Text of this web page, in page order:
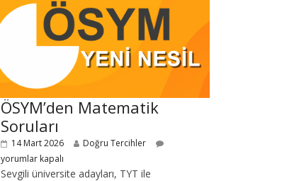
ÖSYM’den Matematik
Soruları
14 Mart 2026
Doğru Tercihler
yorumlar kapalı
Sevgili üniversite adayları, TYT ile